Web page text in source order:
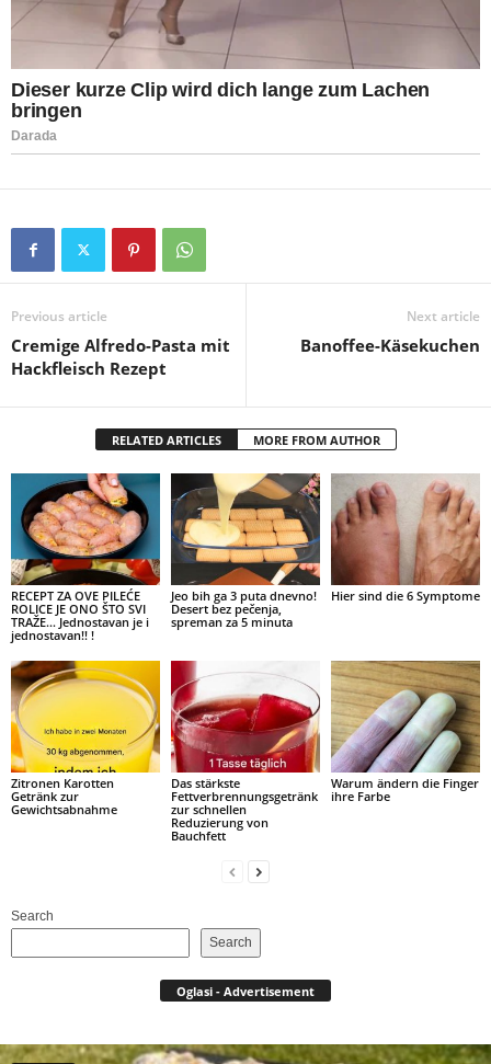
Previous article
Cremige Alfredo-Pasta mit
Hackfleisch Rezept
Next article
Banoffee-Käsekuchen
RELATED ARTICLES MORE FROM AUTHOR
RECEPT ZA OVE PILEĆE
ROLICE JE ONO ŠTO SVI
TRAŽE… Jednostavan je i
jednostavan!! !
Jeo bih ga 3 puta dnevno!
Desert bez pečenja,
spreman za 5 minuta
Hier sind die 6 Symptome
Zitronen Karotten
Getränk zur
Gewichtsabnahme
Das stärkste
Fettverbrennungsgetränk
zur schnellen
Reduzierung von
Bauchfett
Warum ändern die Finger
ihre Farbe
Search
Search
Oglasi - Advertisement